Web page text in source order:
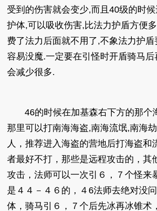
受到的伤害就会变少,而且40级的时
护体,可以吸收伤害,比法力护盾方便
费了法力后面就不用了,不象法力护
容易没魔.一定要在引怪时开盾骑马
会减少很多.
46的时候在加基森右下方的那个
那里可以打南海海盗,南海流氓,南海
人，推荐进入海盗的营地后打海盗和
者最好不打，那些是远程攻击的，其
攻击，法师可以一次引６，７个怪来
是４４－４６的，４6法师去绝对没
体，骑马引６，７个后先冰再冰锥术